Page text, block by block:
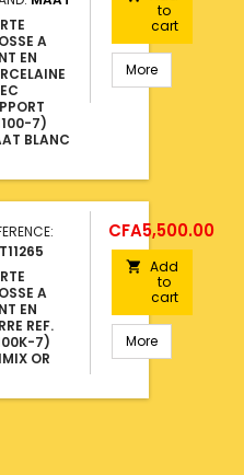
A
EN
7)
BLANC
to
cart
More
A
EN
REF.
7)
OR
Price
CFA5,500.00

Add
to
cart
More